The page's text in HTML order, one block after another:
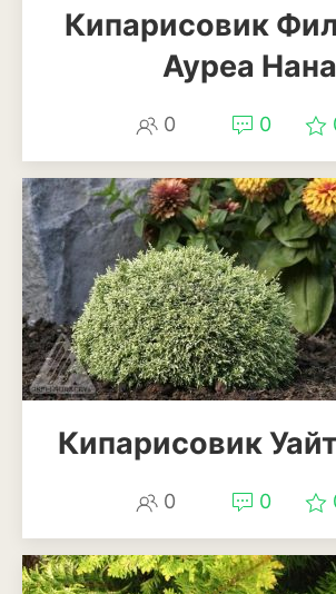
Кипарисовик
Ауреа Нана
0 0
Кипарисовик
0 0